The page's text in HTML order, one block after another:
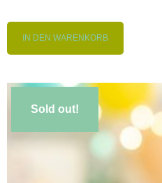
IN DEN WARENKORB
Sold out!